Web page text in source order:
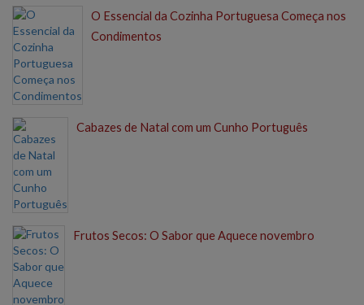
O Essencial da Cozinha Portuguesa Começa nos
Condimentos
Cabazes de Natal com um Cunho Português
Frutos Secos: O Sabor que Aquece novembro